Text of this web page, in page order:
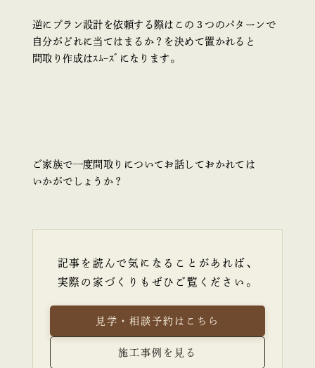
逆にプラン設計を依頼する際はこの３つのパターンで
自分がどれに当てはまるか？を決めて置かれると
間取り作成はｽﾑｰｽﾞになります。
ご家族で一度間取りについてお話しておかれては
いかがでしょうか？
記事を読んで気になることがあれば、
実際の家づくりもぜひご覧ください。
見学・相談予約はこちら
施工事例を見る